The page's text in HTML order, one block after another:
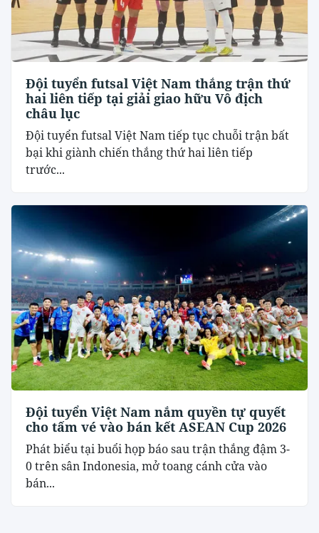
Đội tuyển futsal Việt Nam thắng trận thứ
hai liên tiếp tại giải giao hữu Vô địch
châu lục
Đội tuyển futsal Việt Nam tiếp tục chuỗi trận bất
bại khi giành chiến thắng thứ hai liên tiếp
trước...
Đội tuyển Việt Nam nắm quyền tự quyết
cho tấm vé vào bán kết ASEAN Cup 2026
Phát biểu tại buổi họp báo sau trận thắng đậm 3-
0 trên sân Indonesia, mở toang cánh cửa vào
bán...